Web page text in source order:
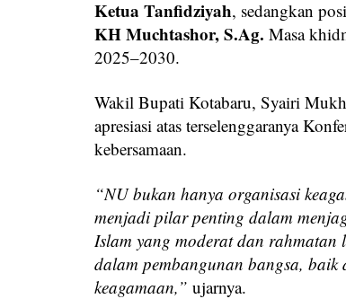
Ketua Tanfidziyah, sedangkan
KH Muchtashor, S.Ag. Masa
2025–2030.
Wakil Bupati Kotabaru, Syairi
apresiasi atas terselenggaranya
kebersamaan.
“NU bukan hanya organisasi
menjadi pilar penting dalam
Islam yang moderat dan
dalam pembangunan bangsa,
keagamaan,” ujarnya.